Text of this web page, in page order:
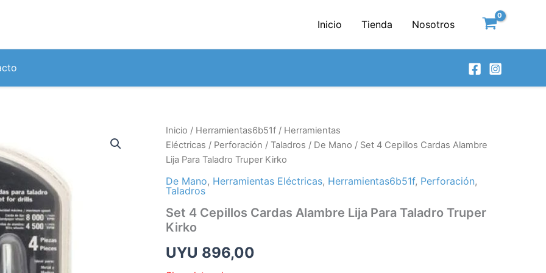
Inicio Tienda Nosotros
Inicio / Herramientas6b51f / Herramientas
Eléctricas / Perforación / Taladros / De Mano / Set 4 Cepillos Cardas Alambre
Lija Para Taladro Truper Kirko
De Mano, Herramientas Eléctricas, Herramientas6b51f, Perforación,
Taladros
Set 4 Cepillos Cardas Alambre Lija Para Taladro Truper
Kirko
UYU 896,00